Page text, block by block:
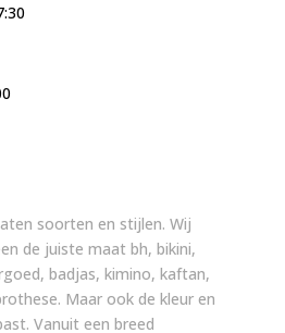
soorten en stijlen. Wij
de juiste maat bh, bikini,
badjas, kimino, kaftan,
Maar ook de kleur en
Vanuit een breed